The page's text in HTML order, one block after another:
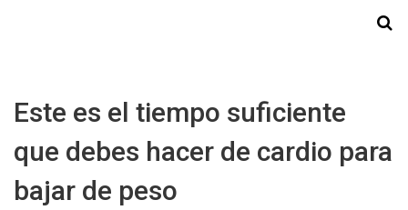
Este es el tiempo suficiente
que debes hacer de cardio para
bajar de peso